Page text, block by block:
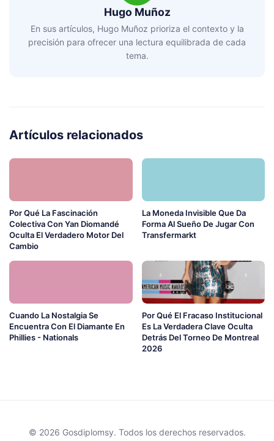
Hugo Muñoz
En sus artículos, Hugo Muñoz prioriza el contexto y la
precisión para ofrecer una lectura equilibrada de cada
tema.
Artículos relacionados
Por Qué La Fascinación
Colectiva Con Yan Diomandé
Oculta El Verdadero Motor Del
Cambio
La Moneda Invisible Que Da
Forma Al Sueño De Jugar Con
Transfermarkt
Cuando La Nostalgia Se
Encuentra Con El Diamante En
Phillies - Nationals
Por Qué El Fracaso Institucional
Es La Verdadera Clave Oculta
Detrás Del Torneo De Montreal
2026
© 2026 Gosdiplomsy. Todos los derechos reservados.